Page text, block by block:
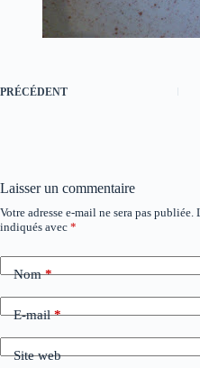
PRÉCÉDENT
Laisser un commentaire
Votre adresse e-mail ne sera pas publiée.
indiqués avec *
Nom*
E-mail*
Site web
A
l
r
n
v